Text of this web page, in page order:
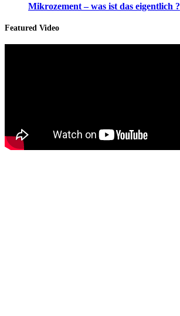
Mikrozement – was ist das eigentlich ?
Featured Video